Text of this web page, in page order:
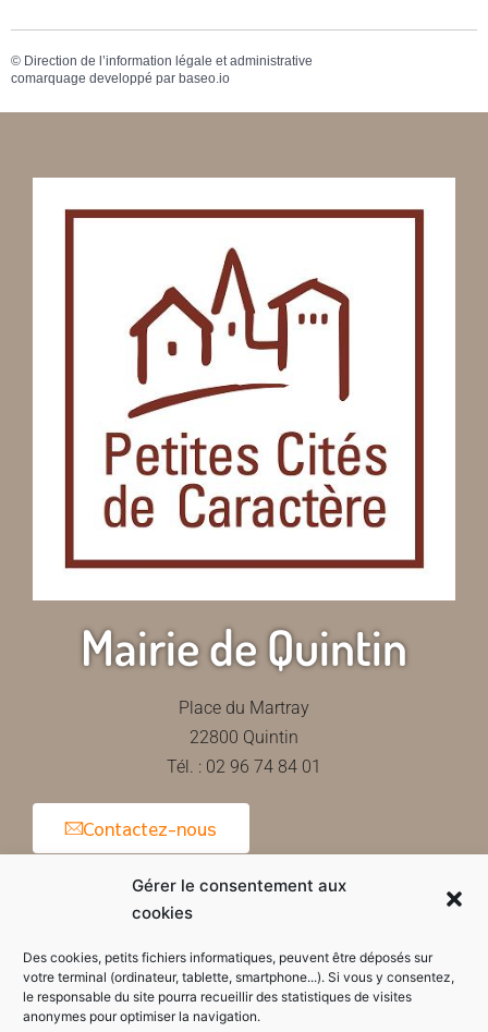
Gérer le consentement aux
cookies
Des cookies, petits fichiers informatiques, peuvent être déposés sur
votre terminal (ordinateur, tablette, smartphone...). Si vous y consentez,
le responsable du site pourra recueillir des statistiques de visites
anonymes pour optimiser la navigation.
© Direction de l’information légale et administrative
comarquage developpé par baseo.io
Mairie de Quintin
Place du Martray
22800 Quintin
Tél. : 02 96 74 84 01
Contactez-nous
Horaires d'ouverture de la mairie